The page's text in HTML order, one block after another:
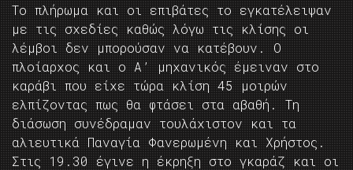
Το πλήρωμα και οι επιβάτες το εγκατέλειψαν
με τις σχεδίες καθώς λόγω τις κλίσης οι
λέμβοι δεν μπορούσαν να κατέβουν. Ο
πλοίαρχος και ο Α’ μηχανικός έμειναν στο
καράβι που είχε τώρα κλίση 45 μοιρών
ελπίζοντας πως θα φτάσει στα αβαθή. Τη
διάσωση συνέδραμαν τουλάχιστον και τα
αλιευτικά Παναγία Φανερωμένη και Χρήστος.
Στις 19.30 έγινε η έκρηξη στο γκαράζ και οι